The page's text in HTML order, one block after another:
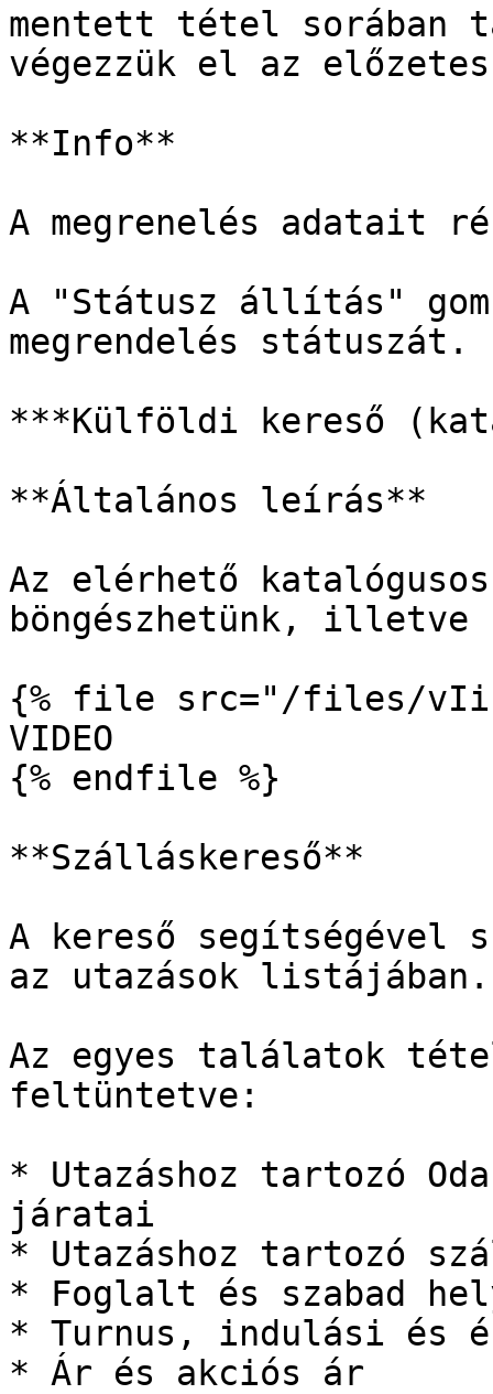
mentett tétel sorában
végezzük el az
**Info**
A megrenelés adatait
A "Státusz állítás"
megrendelés státuszát.
***Külföldi kereső
**Általános leírás**
Az elérhető
böngészhetünk,
{% file src="/files/
VIDEO
{% endfile %}
**Szálláskereső**
A kereső
az utazások listájában.
Az egyes találatok
feltüntetve:
* Utazáshoz tartozó
járatai
* Utazáshoz tartozó
* Foglalt és szabad
* Turnus, indulási és
* Ár és akciós ár